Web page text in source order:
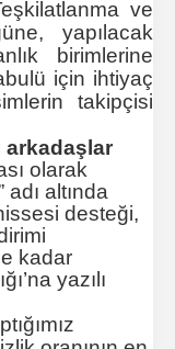
ve
yapılacak
birimlerine
için ihtiyaç
takipçisi
arkadaşlar
olarak
adı altında
desteği,
kadar
yazılı